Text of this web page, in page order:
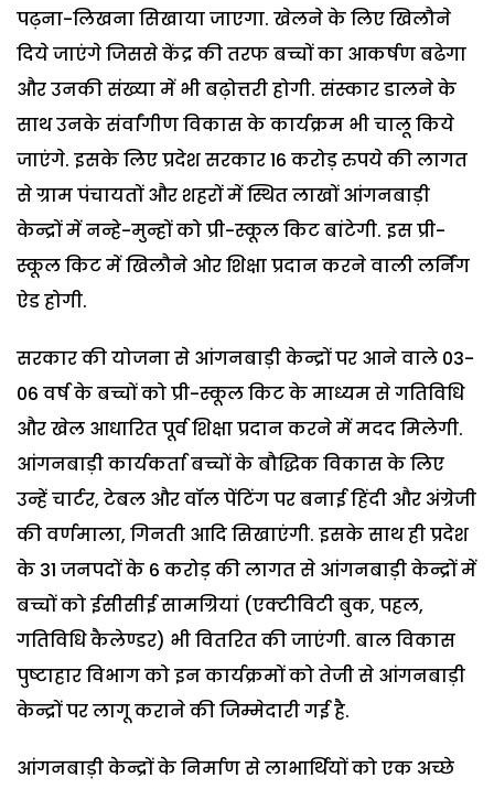
पढ़ना-लिखना सिखाया जाएगा. खेलने के लिए खिलौने
दिये जाएंगे जिससे केंद्र की तरफ बच्चों का आकर्षण बढेगा
और उनकी संख्या में भी बढ़ोत्तरी होगी. संस्कार डालने के
साथ उनके संर्वांगीण विकास के कार्यक्रम भी चालू किये
जाएंगे. इसके लिए प्रदेश सरकार 16 करोड़ रुपये की लागत
से ग्राम पंचायतों और शहरों में स्थित लाखों आंगनबाड़ी
केन्द्रों में नन्हे-मुन्हों को प्री-स्कूल किट बांटेगी. इस प्री-
स्कूल किट में खिलौने ओर शिक्षा प्रदान करने वाली लर्निंग
ऐड होगी.
सरकार की योजना से आंगनबाड़ी केन्द्रों पर आने वाले 03-
06 वर्ष के बच्चों को प्री-स्कूल किट के माध्यम से गतिविधि
और खेल आधारित पूर्व शिक्षा प्रदान करने में मदद मिलेगी.
आंगनबाड़ी कार्यकर्ता बच्चों के बौद्धिक विकास के लिए
उन्हें चार्टर, टेबल और वॉल पेंटिंग पर बनाई हिंदी और अंग्रेजी
की वर्णमाला, गिनती आदि सिखाएंगी. इसके साथ ही प्रदेश
के 31 जनपदों के 6 करोड़ की लागत से आंगनबाड़ी केन्द्रों में
बच्चों को ईसीसीई सामग्रियां (एक्टीविटी बुक, पहल,
गतिविधि कैलेण्डर) भी वितरित की जाएंगी. बाल विकास
पुष्टाहार विभाग को इन कार्यक्रमों को तेजी से आंगनबाड़ी
केन्द्रों पर लागू कराने की जिम्मेदारी गई है.
आंगनबाड़ी केन्द्रों के निर्माण से लाभार्थियों को एक अच्छे